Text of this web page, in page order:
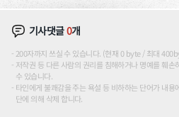
기사댓글0개
200자까지 쓰실 수 있습니다. (현재 0 byte / 최대
저작권 등 다른 사람의 권리를 침해하거나 명예를 훼
수 있습니다.
타인에게 불쾌감을 주는 욕설 등 비하하는 단어가 내
단에 의해 삭제 합니다.